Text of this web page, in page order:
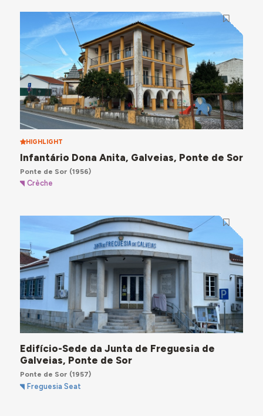
HIGHLIGHT
Infantário Dona Anita, Galveias, Ponte de Sor
Ponte de Sor (1956)
Crèche
Edifício-Sede da Junta de Freguesia de
Galveias, Ponte de Sor
Ponte de Sor (1957)
Freguesia Seat